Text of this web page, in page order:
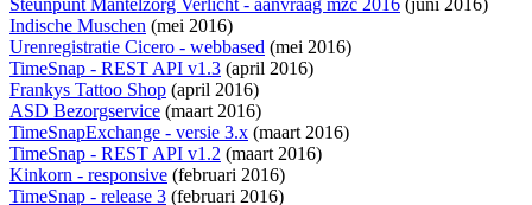
Steunpunt Mantelzorg Verlicht - aanvraag mzc 2016 (juni 2016)
Indische Muschen (mei 2016)
Urenregistratie Cicero - webbased (mei 2016)
TimeSnap - REST API v1.3 (april 2016)
Frankys Tattoo Shop (april 2016)
ASD Bezorgservice (maart 2016)
TimeSnapExchange - versie 3.x (maart 2016)
TimeSnap - REST API v1.2 (maart 2016)
Kinkorn - responsive (februari 2016)
TimeSnap - release 3 (februari 2016)